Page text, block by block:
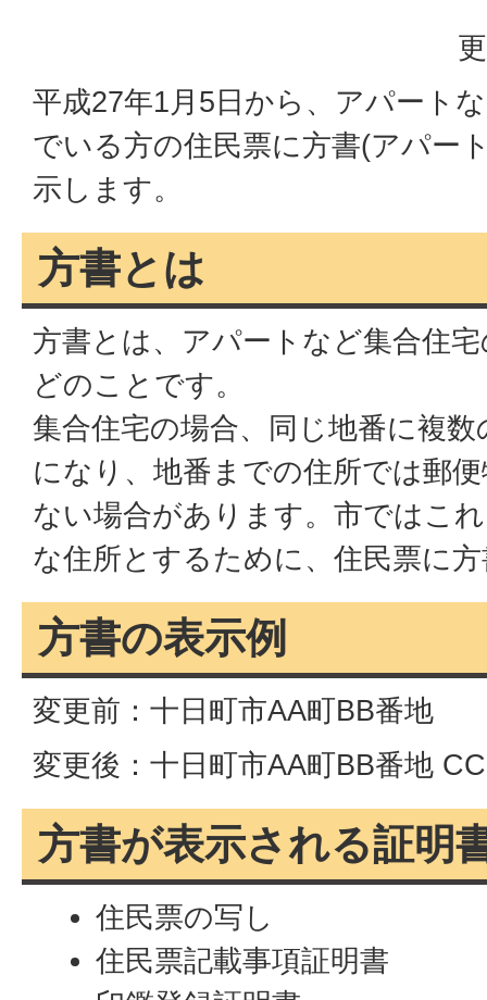
平成27年1月5日から、アパート
でいる方の住民票に方書(アパー
示します。
方書とは
方書とは、アパートなど集合住
どのことです。
集合住宅の場合、同じ地番に複
になり、地番までの住所では郵
ない場合があります。市ではこ
な住所とするために、住民票に
方書の表示例
変更前：十日町市AA町BB番地
変更後：十日町市AA町BB番地
方書が表示される証明
住民票の写し
住民票記載事項証明書